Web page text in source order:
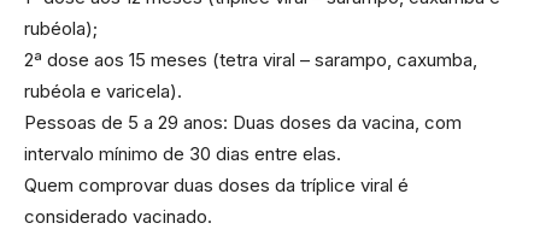
rubéola);
2ª dose aos 15 meses (tetra viral – sarampo, caxumba,
rubéola e varicela).
Pessoas de 5 a 29 anos: Duas doses da vacina, com
intervalo mínimo de 30 dias entre elas.
Quem comprovar duas doses da tríplice viral é
considerado vacinado.